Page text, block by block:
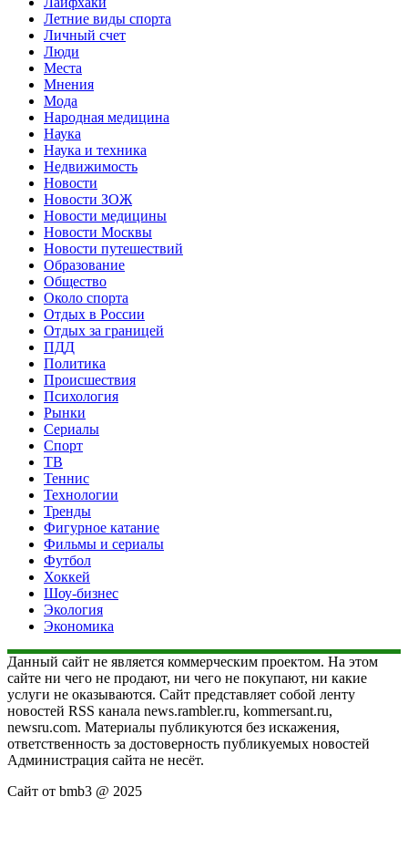
Летние виды спорта
Личный счет
Люди
Места
Мнения
Мода
Народная медицина
Наука
Наука и техника
Недвижимость
Новости
Новости ЗОЖ
Новости медицины
Новости Москвы
Новости путешествий
Образование
Общество
Около спорта
Отдых в России
Отдых за границей
ПДД
Политика
Происшествия
Психология
Рынки
Сериалы
Спорт
ТВ
Теннис
Технологии
Тренды
Фигурное катание
Фильмы и сериалы
Футбол
Хоккей
Шоу-бизнес
Экология
Экономика
Данный сайт не является коммерческим проектом. На этом
сайте ни чего не продают, ни чего не покупают, ни какие
услуги не оказываются. Сайт представляет собой ленту
новостей RSS канала news.rambler.ru, kommersant.ru,
newsru.com. Материалы публикуются без искажения,
ответственность за достоверность публикуемых новостей
Администрация сайта не несёт.
Сайт от bmb3 @ 2025